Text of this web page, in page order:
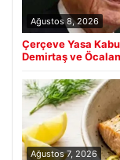
Ağustos 8, 2026
Çerçeve Yasa
Demirtaş ve
Ağustos 7, 2026